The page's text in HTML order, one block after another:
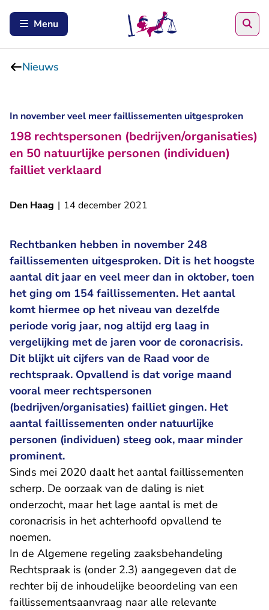
Menu
Nieuws
In november veel meer faillissementen uitgesproken
198 rechtspersonen (bedrijven/organisaties)
en 50 natuurlijke personen (individuen)
failliet verklaard
Den Haag | 14 december 2021
Rechtbanken hebben in november 248
faillissementen uitgesproken. Dit is het hoogste
aantal dit jaar en veel meer dan in oktober, toen
het ging om 154 faillissementen. Het aantal
komt hiermee op het niveau van dezelfde
periode vorig jaar, nog altijd erg laag in
vergelijking met de jaren voor de coronacrisis.
Dit blijkt uit cijfers van de Raad voor de
rechtspraak. Opvallend is dat vorige maand
vooral meer rechtspersonen
(bedrijven/organisaties) failliet gingen. Het
aantal faillissementen onder natuurlijke
personen (individuen) steeg ook, maar minder
prominent.
Sinds mei 2020 daalt het aantal faillissementen
scherp. De oorzaak van de daling is niet
onderzocht, maar het lage aantal is met de
coronacrisis in het achterhoofd opvallend te
noemen.
In de Algemene regeling zaaksbehandeling
Rechtspraak is (onder 2.3) aangegeven dat de
rechter bij de inhoudelijke beoordeling van een
faillissementsaanvraag naar alle relevante